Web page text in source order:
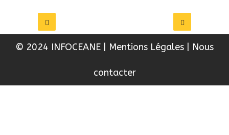
© 2024 INFOCEANE Mentions Légales Nous
contacter